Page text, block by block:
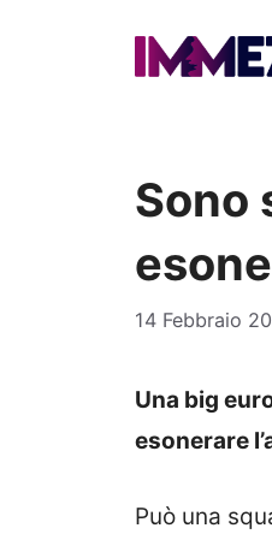
Sono
14 Febbraio
Una big
esonerare
Può una